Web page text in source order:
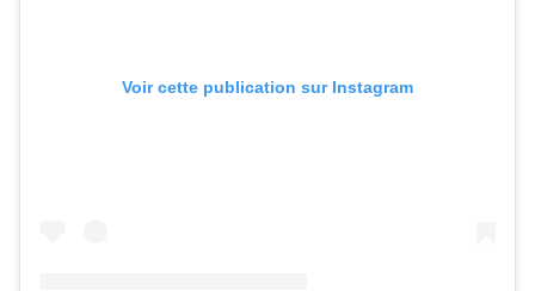
Voir cette publication sur Instagram